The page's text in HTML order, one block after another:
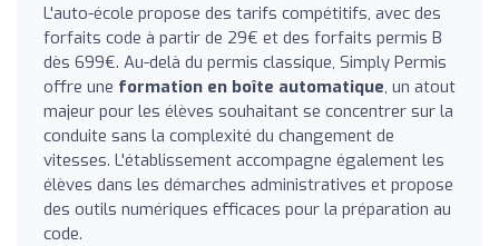
L'auto-école propose des tarifs compétitifs, avec des
forfaits code à partir de 29€ et des forfaits permis B
dès 699€. Au-delà du permis classique, Simply Permis
offre une formation en boîte automatique, un atout
majeur pour les élèves souhaitant se concentrer sur la
conduite sans la complexité du changement de
vitesses. L'établissement accompagne également les
élèves dans les démarches administratives et propose
des outils numériques efficaces pour la préparation au
code.